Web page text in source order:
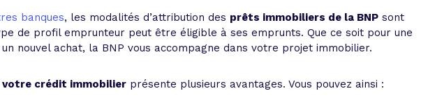
banques, les modalités d’attribution des prêts immobiliers de la BNP sont
de profil emprunteur peut être éligible à ses emprunts. Que ce soit pour une
nouvel achat, la BNP vous accompagne dans votre projet immobilier.
votre crédit immobilier présente plusieurs avantages. Vous pouvez ainsi :